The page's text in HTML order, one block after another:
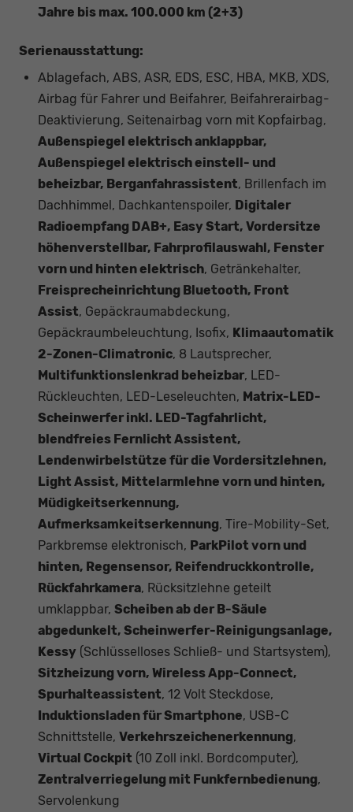
Jahre bis max. 100.000 km (2+3)
Serienausstattung:
Ablagefach, ABS, ASR, EDS, ESC, HBA, MKB, XDS,
Airbag für Fahrer und Beifahrer, Beifahrerairbag-
Deaktivierung, Seitenairbag vorn mit Kopfairbag,
Außenspiegel elektrisch anklappbar,
Außenspiegel elektrisch einstell- und
beheizbar, Berganfahrassistent, Brillenfach im
Dachhimmel, Dachkantenspoiler, Digitaler
Radioempfang DAB+, Easy Start, Vordersitze
höhenverstellbar, Fahrprofilauswahl, Fenster
vorn und hinten elektrisch, Getränkehalter,
Freisprecheinrichtung Bluetooth, Front
Assist, Gepäckraumabdeckung,
Gepäckraumbeleuchtung, Isofix, Klimaautomatik
2-Zonen-Climatronic, 8 Lautsprecher,
Multifunktionslenkrad beheizbar, LED-
Rückleuchten, LED-Leseleuchten, Matrix-LED-
Scheinwerfer inkl. LED-Tagfahrlicht,
blendfreies Fernlicht Assistent,
Lendenwirbelstütze für die Vordersitzlehnen,
Light Assist, Mittelarmlehne vorn und hinten,
Müdigkeitserkennung,
Aufmerksamkeitserkennung, Tire-Mobility-Set,
Parkbremse elektronisch, ParkPilot vorn und
hinten, Regensensor, Reifendruckkontrolle,
Rückfahrkamera, Rücksitzlehne geteilt
umklappbar, Scheiben ab der B-Säule
abgedunkelt, Scheinwerfer-Reinigungsanlage,
Kessy (Schlüsselloses Schließ- und Startsystem),
Sitzheizung vorn, Wireless App-Connect,
Spurhalteassistent, 12 Volt Steckdose,
Induktionsladen für Smartphone, USB-C
Schnittstelle, Verkehrszeichenerkennung,
Virtual Cockpit (10 Zoll inkl. Bordcomputer),
Zentralverriegelung mit Funkfernbedienung,
Servolenkung